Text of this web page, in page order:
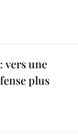
vers une
plus